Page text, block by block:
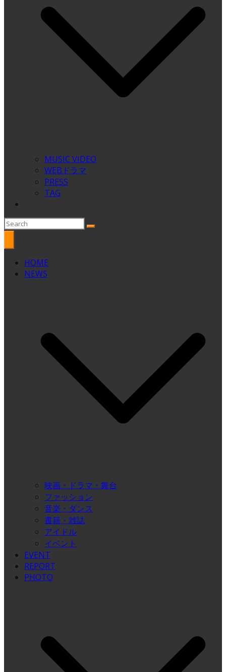
MUSIC VIDEO
WEBドラマ
PRESS
TAG
HOME
NEWS
映画・ドラマ・舞台
ファッション
音楽・ダンス
書籍・雑誌
アイドル
イベント
EVENT
REPORT
PHOTO